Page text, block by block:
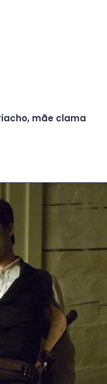
mãe clama